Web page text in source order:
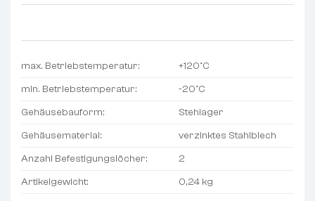
max. Betriebstemperatur:
+120°C
min. Betriebstemperatur:
-20°C
Gehäusebauform:
Stehlager
Gehäusematerial:
verzinktes Stahlblech
Anzahl Befestigungslöcher:
2
Artikelgewicht:
0,24 kg